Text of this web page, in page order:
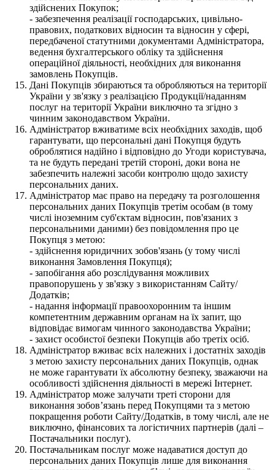
здійснених Покупок;
- забезпечення реалізації господарських, цивільно-
правових, податкових відносин та відносин у сфері,
передбаченої статутними документами Адміністратора,
ведення бухгалтерського обліку та здійснення
операційної діяльності, необхідних для виконання
замовлень Покупців.
Дані Покупців збираються та обробляються на території
України у зв'язку з реалізацією Продукції/наданням
послуг на території України виключно та згідно з
чинним законодавством України.
Адміністратор вживатиме всіх необхідних заходів, щоб
гарантувати, що персональні дані Покупця будуть
оброблятися надійно і відповідно до Угоди користувача,
та не будуть передані третій стороні, доки вона не
забезпечить належні засоби контролю щодо захисту
персональних даних.
Адміністратор має право на передачу та розголошення
персональних даних Покупців третім особам (в тому
числі іноземним суб'єктам відносин, пов'язаних з
персональними даними) без повідомлення про це
Покупця з метою:
- здійснення юридичних зобов'язань (у тому числі
виконання Замовлення Покупця);
- запобігання або розслідування можливих
правопорушень у зв'язку з використанням Сайту/
Додатків;
- надання інформації правоохоронним та іншим
компетентним державним органам на їх запит, що
відповідає вимогам чинного законодавства України;
- захист особистої безпеки Покупців або третіх осіб.
Адміністратор вживає всіх належних і достатніх заходів
з метою захисту персональних даних Покупців, однак
не може гарантувати їх абсолютну безпеку, зважаючи на
особливості здійснення діяльності в мережі Інтернет.
Адміністратор може залучати треті сторони для
виконання зобов’язань перед Покупцями та з метою
покращення роботи Сайту/Додатків, в тому числі, але не
виключно, фінансових та логістичних партнерів (далі –
Постачальники послуг).
Постачальникам послуг може надаватися доступ до
персональних даних Покупців лише для виконання